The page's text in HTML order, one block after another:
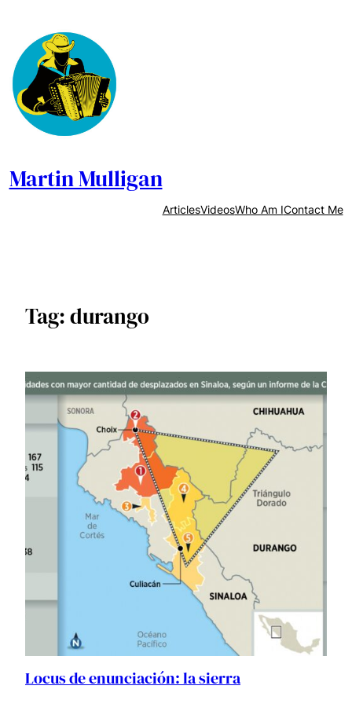
content
Martin Mulligan
ArticlesVideosWho Am IContact Me
Tag:durango
Locus de enunciación: la sierra